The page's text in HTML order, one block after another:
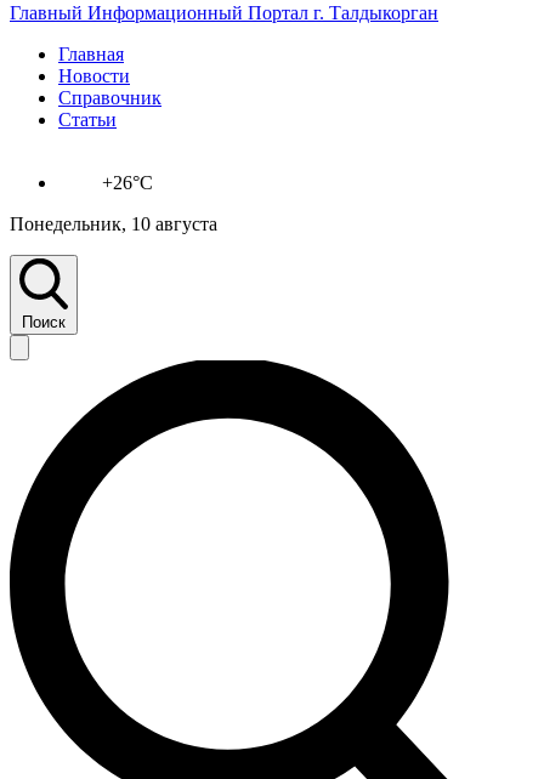
Главный Информационный Портал г. Талдыкорган
Главная
Новости
Справочник
Статьи
+26°C
Понедельник, 10 августа
Поиск